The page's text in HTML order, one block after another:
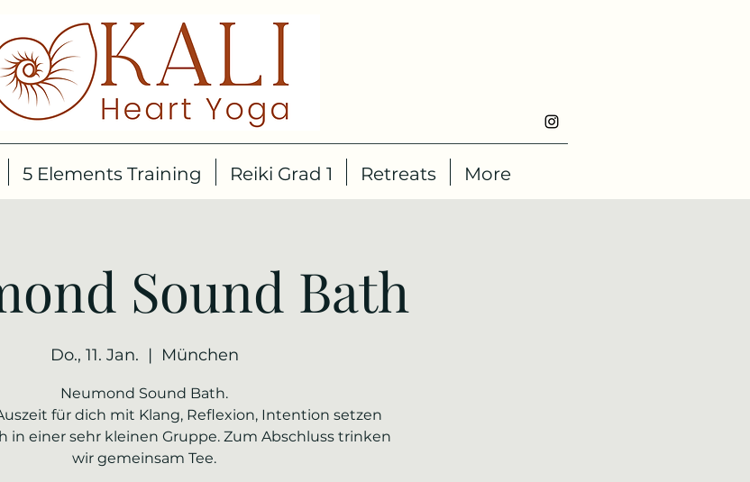
5 Elements Training Reiki Grad 1 Retreats More
Sound Bath
Do., 11. Jan.
  |
München
Neumond Sound Bath.
für dich mit Klang, Reflexion, Intention setzen
in einer sehr kleinen Gruppe. Zum Abschluss trinken
wir gemeinsam Tee.